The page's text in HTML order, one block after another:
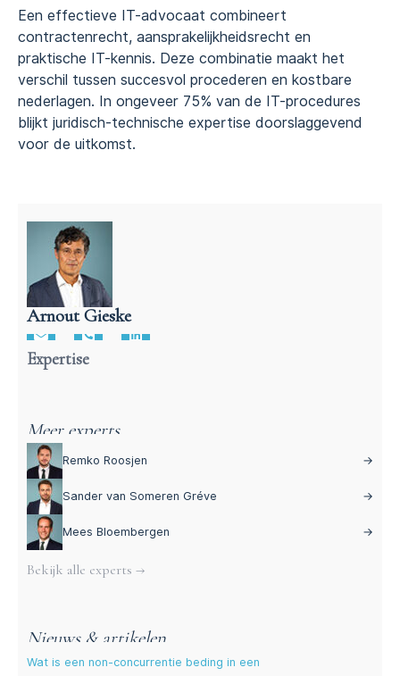
Een effectieve IT-advocaat combineert
contractenrecht, aansprakelijkheidsrecht en
praktische IT-kennis. Deze combinatie maakt het
verschil tussen succesvol procederen en kostbare
nederlagen. In ongeveer 75% van de IT-procedures
blijkt juridisch-technische expertise doorslaggevend
voor de uitkomst.
Arnout Gieske
Advocaat ICT-recht
Expertise
Meer experts
Remko Roosjen →
Sander van Someren Gréve →
Mees Bloembergen →
Bekijk alle experts →
Nieuws & artikelen
Wat is een non-concurrentie beding in een